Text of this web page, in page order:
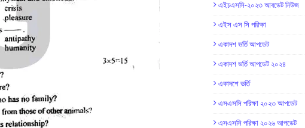
এইচএসসি-২০২৩ আবডেট নিউজ
এইস এস সি পরিক্ষা
একাদশ ভর্তি আপডেট
একাদশ ভর্তি আপডেট ২০২৪
একাদশে ভর্তি
এসএসসি পরিক্ষা ২০২৩ আপডেট
এসএসসি পরিক্ষা ২০২৬ আপডেট